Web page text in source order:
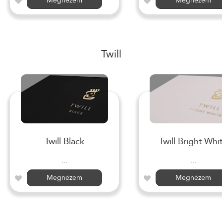
Twill
Twill Black
...
Megnézem
Twill Bright
...
Megnézem